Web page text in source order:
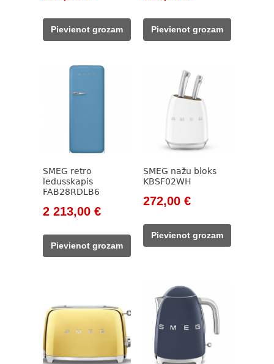
was:
138,00 €.
119,00 €.
Pievienot grozam
was:
171,00 €.
149,00 €.
Pievienot grozam
SMEG retro
ledusskapis
FAB28RDLB6
Original
was:
2
2 213,00 €Current
Pievienot grozam
SMEG nažu bloks
KBSF02WH
Original
was:
320,00 €.
272,00 €Current
272,00 €.
Pievienot grozam